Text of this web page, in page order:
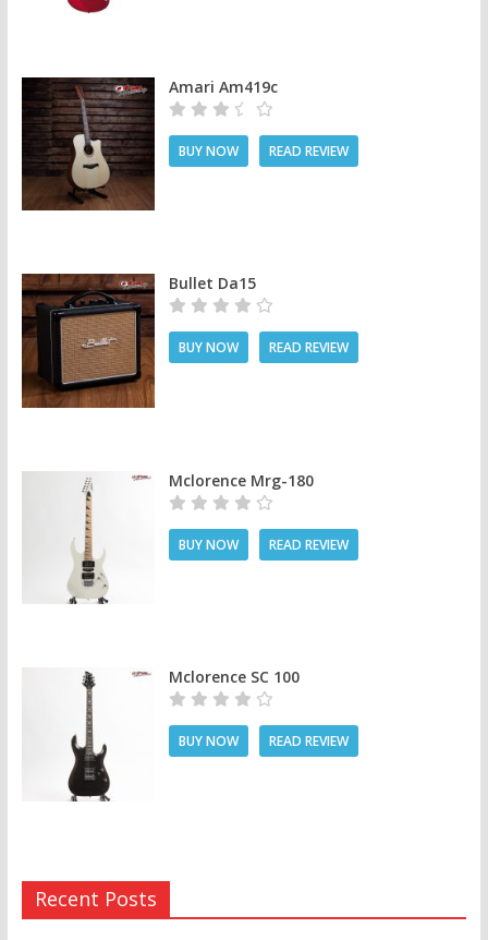
Amari Am419c
BUY NOW READ REVIEW
Bullet Da15
BUY NOW READ REVIEW
Mclorence Mrg-180
BUY NOW READ REVIEW
Mclorence SC 100
BUY NOW READ REVIEW
Recent Posts